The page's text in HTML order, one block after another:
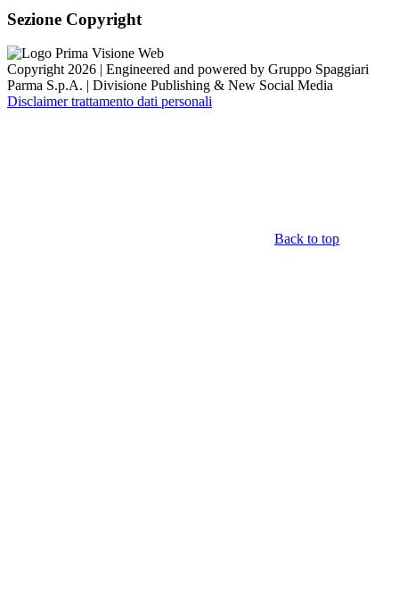
Sezione Copyright
Copyright 2026 | Engineered and powered by Gruppo Spaggiari
Parma S.p.A. | Divisione Publishing & New Social Media
Disclaimer trattamento dati personali
Back to top